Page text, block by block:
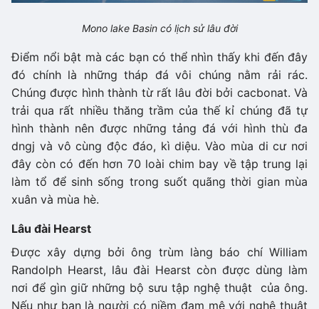
Mono lake Basin có lịch sử lâu đời
Điểm nổi bật mà các bạn có thể nhìn thấy khi đến đây
đó chính là những tháp đá vôi chúng nằm rải rác.
Chúng được hình thành từ rất lâu đời bởi cacbonat. Và
trải qua rất nhiều thăng trầm của thế kỉ chúng đã tự
hình thành nên được những tảng đá với hình thù đa
dngj và vô cùng độc đáo, kì diệu. Vào mùa di cư nơi
đây còn có đến hơn 70 loài chim bay về tập trung lại
làm tổ để sinh sống trong suốt quãng thời gian mùa
xuân và mùa hè.
Lâu đài Hearst
Được xây dựng bởi ông trùm làng báo chí William
Randolph Hearst, lâu đài Hearst còn được dùng làm
nơi để gìn giữ những bộ sưu tập nghệ thuật của ông.
Nếu như bạn là người có niềm đam mê với nghệ thuật